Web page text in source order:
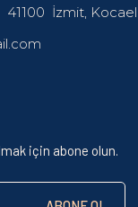
41100 İzmit,
için abone olun.